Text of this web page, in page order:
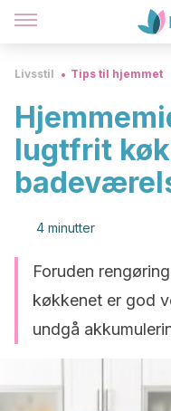
Livsstil Tips til hjemmet
lugtfrit
4 minutter
Foruden
køkkenet er god
undgå